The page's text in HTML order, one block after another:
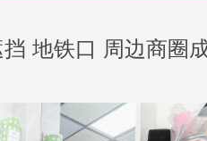
地铁口 周边商圈